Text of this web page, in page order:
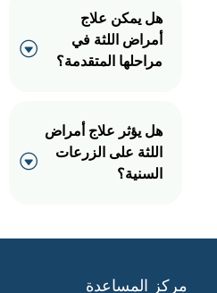
هل يمكن علاج
أمراض اللثة في
مراحلها المتقدمة؟
هل يؤثر علاج أمراض
اللثة على الزرعات
السنية؟
مركز المساعدة